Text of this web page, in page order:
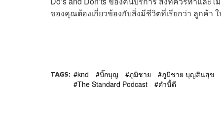
ของคุณต้องเกี่ยวข้องกับสิ่งมีชีวิตที่เรียกว่า ลูกค้า
TAGS: knd บิ๊กบุญ ภูมิชาย ภูมิชาย บุญสินสุข
The Standard Podcast
คำนี้ดี